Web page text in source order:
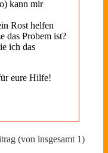
kann mir
Rost helfen
das Probem ist?
ich das
eure Hilfe!
(von insgesamt 1)